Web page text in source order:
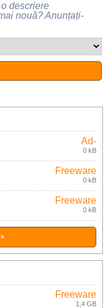
descriere
nouă? Anunțați-
Ad-
supported
0 kB
Freeware
0 kB
Freeware
0 kB
Freeware
1,4 GB